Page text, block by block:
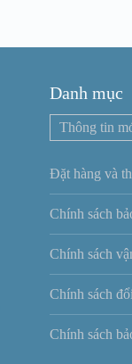
Danh mục
Thông tin
Đặt hàng và
Chính sách
Chính sách
Chính sách
Chính sách